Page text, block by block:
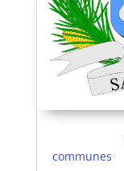
communes